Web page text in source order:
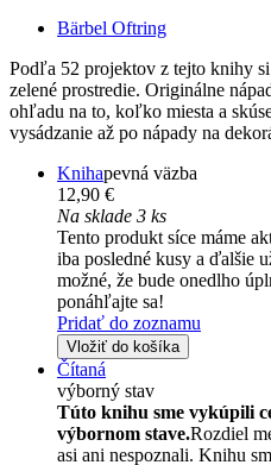
Bärbel Oftring
Podľa 52 projektov z tejto knihy
zelené prostredie. Originálne
ohľadu na to, koľko miesta a
vysádzanie až po nápady na
Knihapevná väzba
12,90 €
Na sklade 3 ks
Tento produkt síce máme
iba posledné kusy a ďalšie
možné, že bude onedlho
ponáhľajte sa!
Pridať do zoznamu
Vložiť do košíka
Čítaná
výborný stav
Túto knihu sme vykúpili
výbornom stave.Rozdiel
asi ani nespoznali. Knihu